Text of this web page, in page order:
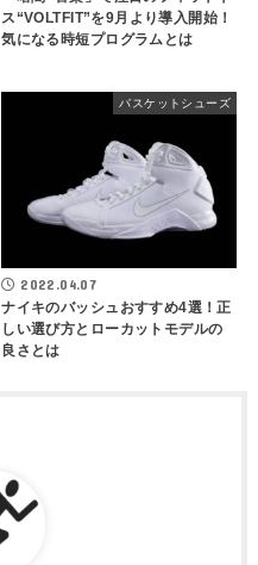
ス“VOLTFIT”を9月より導入開始！
気になる時短プログラムとは
バスケットシューズ
2022.04.07
ナイキのバッシュおすすめ4選！正
しい選び方とローカットモデルの
良さとは